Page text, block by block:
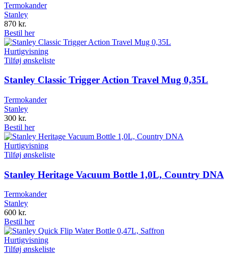
Termokander
Stanley
870 kr.
Bestil her
Hurtigvisning
Tilføj ønskeliste
Stanley Classic Trigger Action Travel Mug 0,35L
Termokander
Stanley
300 kr.
Bestil her
Hurtigvisning
Tilføj ønskeliste
Stanley Heritage Vacuum Bottle 1,0L, Country DNA
Termokander
Stanley
600 kr.
Bestil her
Hurtigvisning
Tilføj ønskeliste